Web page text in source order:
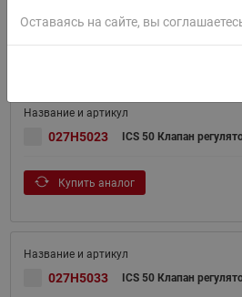
Купить аналог
027H5023 ICS 50 Клапан
Купить аналог
027H5033 ICS 50 Клапан
Оставаясь на сайте, вы